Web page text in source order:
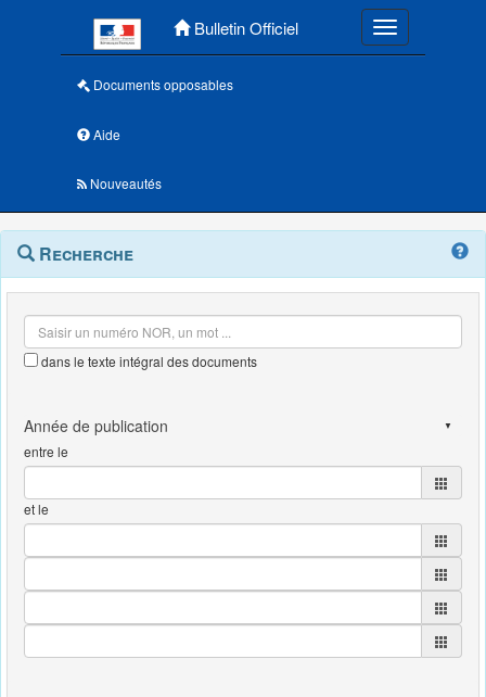
Bulletin Officiel Toggle
Documents opposables
Aide
Nouveautés
Navigation
outils
Menu
contextuel
Recherche
dans le texte intégral des documents
entre le
et le